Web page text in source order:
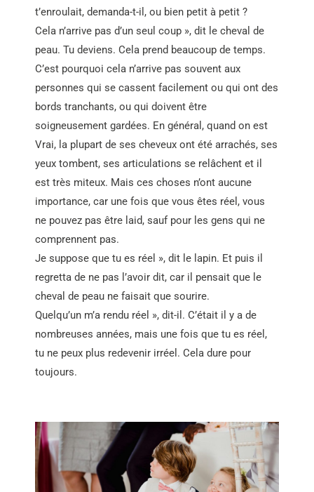
t’enroulait, demanda-t-il, ou bien petit à petit ?
Cela n’arrive pas d’un seul coup », dit le cheval de
peau. Tu deviens. Cela prend beaucoup de temps.
C’est pourquoi cela n’arrive pas souvent aux
personnes qui se cassent facilement ou qui ont des
bords tranchants, ou qui doivent être
soigneusement gardées. En général, quand on est
Vrai, la plupart de ses cheveux ont été arrachés, ses
yeux tombent, ses articulations se relâchent et il
est très miteux. Mais ces choses n’ont aucune
importance, car une fois que vous êtes réel, vous
ne pouvez pas être laid, sauf pour les gens qui ne
comprennent pas.
Je suppose que tu es réel », dit le lapin. Et puis il
regretta de ne pas l’avoir dit, car il pensait que le
cheval de peau ne faisait que sourire.
Quelqu’un m’a rendu réel », dit-il. C’était il y a de
nombreuses années, mais une fois que tu es réel,
tu ne peux plus redevenir irréel. Cela dure pour
toujours.